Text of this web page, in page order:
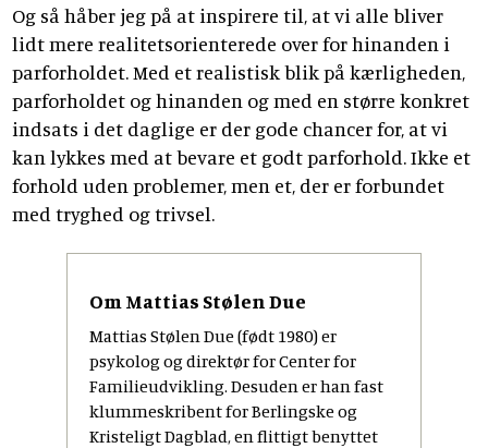
Og så håber jeg på at inspirere til, at vi alle bliver
lidt mere realitetsorienterede over for hinanden i
parforholdet. Med et realistisk blik på kærligheden,
parforholdet og hinanden og med en større konkret
indsats i det daglige er der gode chancer for, at vi
kan lykkes med at bevare et godt parforhold. Ikke et
forhold uden problemer, men et, der er forbundet
med tryghed og trivsel.
Om Mattias Stølen Due
Mattias Stølen Due (født 1980) er
psykolog og direktør for Center for
Familieudvikling. Desuden er han fast
klummeskribent for Berlingske og
Kristeligt Dagblad, en flittigt benyttet